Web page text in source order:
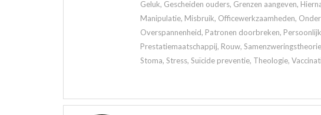
Geluk, Gescheiden ouders, Grenzen aangeven,
Manipulatie, Misbruik, Officewerkzaamheden,
Overspannenheid, Patronen doorbreken,
Prestatiemaatschappij, Rouw,
Stoma, Stress, Suïcide preventie, Theologie,